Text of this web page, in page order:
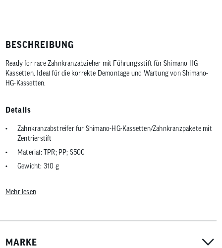
BESCHREIBUNG
Ready for race Zahnkranzabzieher mit Führungsstift für Shimano HG
Kassetten. Ideal für die korrekte Demontage und Wartung von Shimano-
HG-Kassetten.
Details
Zahnkranzabstreifer für Shimano-HG-Kassetten/Zahnkranzpakete mit
Zentrierstift
Material: TPR; PP; S50C
Gewicht: 310 g
Mehr lesen
MARKE